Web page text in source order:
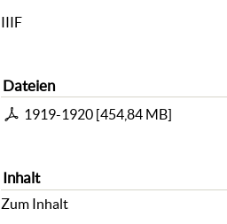
IIIF
Dateien
1919-1920[454,84 MB]
Inhalt
Zum Inhalt